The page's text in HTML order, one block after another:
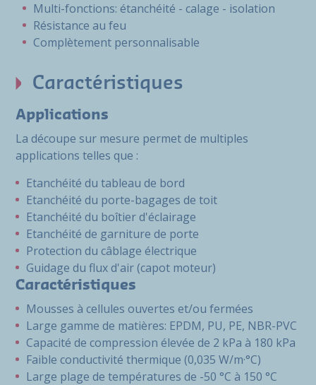
Multi-fonctions: étanchéité - calage - isolation
Résistance au feu
Complètement personnalisable
Caractéristiques
Applications
La découpe sur mesure permet de multiples
applications telles que :
Etanchéité du tableau de bord
Etanchéité du porte-bagages de toit
Etanchéité du boîtier d'éclairage
Etanchéité de garniture de porte
Protection du câblage électrique
Guidage du flux d'air (capot moteur)
Caractéristiques
Mousses à cellules ouvertes et/ou fermées
Large gamme de matières: EPDM, PU, PE, NBR-PVC
Capacité de compression élevée de 2 kPa à 180 kPa
Faible conductivité thermique (0,035 W/m·°C)
Large plage de températures de -50 °C à 150 °C